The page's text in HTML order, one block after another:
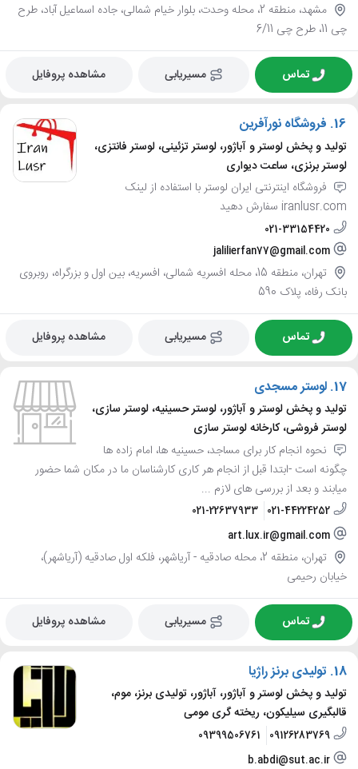
مشهد، منطقه 2، محله وحدت، بلوار خیام شمالی، جاده اسماعیل آباد، طرح
چی 11، طرح چی 6/11
تماس مسیریابی مشاهده پروفایل
16. فروشگاه نورآفرین
تولید و پخش لوستر و آباژور، لوستر تزئینی، لوستر فانتزی،
لوستر برنزی، ساعت دیواری
فروشگاه اینترنتی ایران لوستر با استفاده از لینک
iranlusr.com سفارش دهید
021-33154420
jalilierfan77@gmail.com
تهران، منطقه 15، محله افسریه شمالی، افسریه، بین اول و بزرگراه، روبروی
بانک رفاه، پلاک 590
تماس مسیریابی مشاهده پروفایل
17. لوستر مسجدی
تولید و پخش لوستر و آباژور، لوستر حسینیه، لوستر سازی،
لوستر فروشی، کارخانه لوستر سازی
نحوه انجام کار برای مساجد، حسینیه ها، امام زاده ها
چگونه است -ابتدا قبل از انجام هر کاری کارشناسان ما در مکان شما حضور
میابند و بعد از بررسی های لازم ...
021-44224252
021-22637933
art.lux.ir@gmail.com
تهران، منطقه 2، محله صادقيه - آرياشهر، فلکه اول صادقیه (آریاشهر)،
خیابان رحیمی
تماس مسیریابی مشاهده پروفایل
18. تولیدی برنز راژیا
تولید و پخش لوستر و آباژور، آباژور، تولیدی برنز، موم،
قالبگیری سیلیکون، ریخته گری مومی
09126283769
09399506761
b.abdi@sut.ac.ir